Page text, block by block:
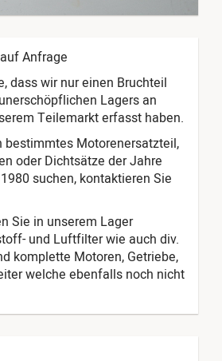
Anfrage
dass wir nur einen Bruchteil
Lagers an
Teilemarkt erfasst haben.
bestimmtes Motorenersatzteil,
oder Dichtsätze der Jahre
suchen, kontaktieren Sie
Sie in unserem Lager
und Luftfilter wie auch div.
komplette Motoren, Getriebe,
welche ebenfalls noch nicht